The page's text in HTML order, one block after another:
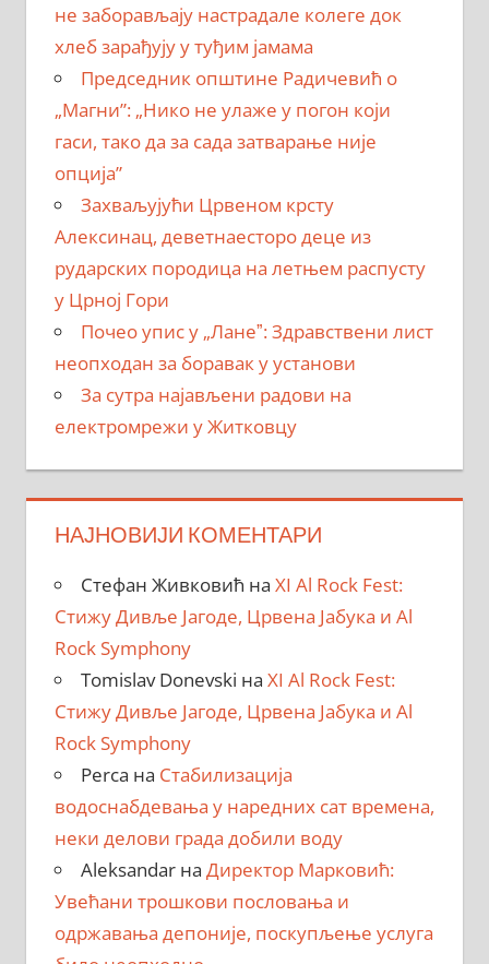
не заборављају настрадале колеге док
хлеб зарађују у туђим јамама
Председник општине Радичевић о
„Магни”: „Нико не улаже у погон који
гаси, тако да за сада затварање није
опција”
Захваљујући Црвеном крсту
Алексинац, деветнаесторо деце из
рударских породица на летњем распусту
у Црној Гори
Почео упис у „Ланеˮ: Здравствени лист
неопходан за боравак у установи
За сутра најављени радови на
електромрежи у Житковцу
НАЈНОВИЈИ КОМЕНТАРИ
Стефан Живковић на XI Al Rock Fest:
Стижу Дивље Јагоде, Црвена Јабука и Al
Rock Symphony
Tomislav Donevski на XI Al Rock Fest:
Стижу Дивље Јагоде, Црвена Јабука и Al
Rock Symphony
Perca на Стабилизација
водоснабдевања у наредних сат времена,
неки делови града добили воду
Aleksandarна Директор Марковић:
Увећани трошкови пословања и
одржавања депоније, поскупљење услуга